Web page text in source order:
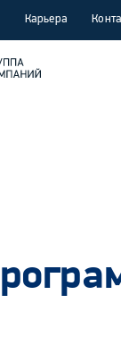
Карьера